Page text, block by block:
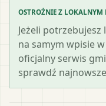
OSTROŻNIE Z LOKALNYM
Jeżeli potrzebujesz
na samym wpisie
oficjalny serwis
sprawdź